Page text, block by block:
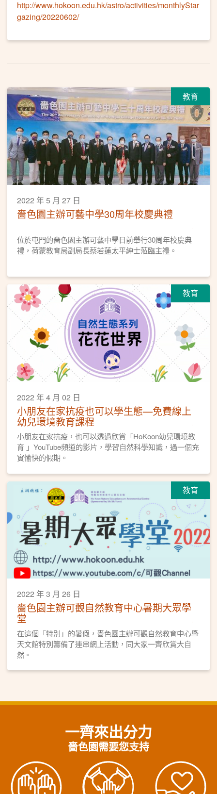
http://www.hokoon.edu.hk/astro/activities/monthlyStar
gazing/20220602/
教育
2022 年 5 月 27 日
嗇色園主辦可藝中學30周年校慶典禮
位於屯門的嗇色園主辦可藝中學日前舉行30周年校慶典
禮，荷蒙教育局副局長蔡若蓮太平紳士蒞臨主禮。
教育
2022 年 4 月 02 日
小朋友在家抗疫也可以學生態—免費線上
幼兒環境教育課程
小朋友在家抗疫，也可以透過欣賞「HoKoon幼兒環境教
育 」YouTube頻道的影片，學習自然科學知識，過一個充
實愉快的假期。
教育
2022 年 3 月 26 日
嗇色園主辦可觀自然教育中心暑期大眾學
堂
在這個「特別」的暑假，嗇色園主辦可觀自然教育中心暨
天文館特別籌備了連串網上活動，同大家一齊欣賞大自
然。
一齊來出分力
嗇色園需要您支持